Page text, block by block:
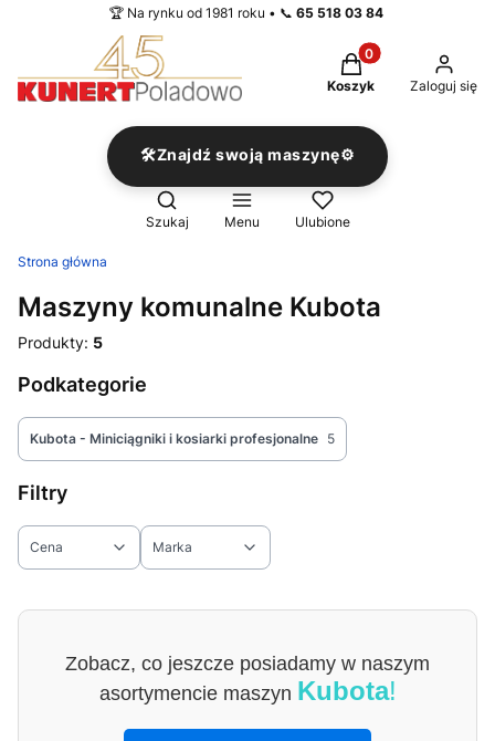
🏆 Na rynku od 1981 roku • 📞 65 518 03 84
Produkty w
Koszyk Zaloguj się
🛠️Znajdź swoją maszynę⚙️
Otwórz wyszukiwarkę
Szukaj Menu Ulubione
Strona główna
Maszyny komunalne Kubota
Produkty: 5
Podkategorie
Kubota - Miniciągniki i kosiarki profesjonalne 5
Filtry
Cena Marka
Zobacz, co jeszcze posiadamy w naszym
asortymencie maszyn Kubota!